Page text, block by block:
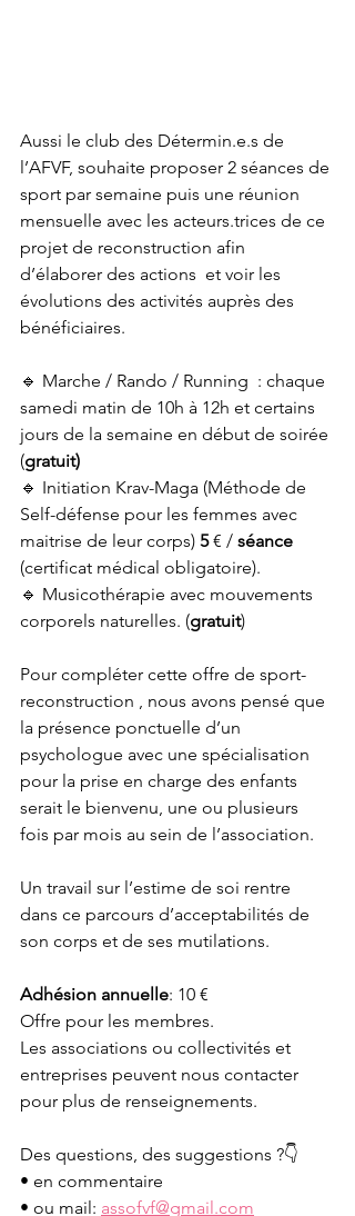
Aussi le club des Détermin.e.s de
l’AFVF, souhaite proposer 2 séances de
sport par semaine puis une réunion
mensuelle avec les acteurs.trices de ce
projet de reconstruction afin
d’élaborer des actions  et voir les
évolutions des activités auprès des
bénéficiaires.
🔹 Marche / Rando / Running  : chaque
samedi matin de 10h à 12h et certains
jours de la semaine en début de soirée
(gratuit)
🔹 Initiation Krav-Maga (Méthode de
Self-défense pour les femmes avec
maitrise de leur corps) 5 € / séance
(certificat médical obligatoire).
🔹 Musicothérapie avec mouvements
corporels naturelles. (gratuit)
Pour compléter cette offre de sport-
reconstruction , nous avons pensé que
la présence ponctuelle d’un
psychologue avec une spécialisation
pour la prise en charge des enfants
serait le bienvenu, une ou plusieurs
fois par mois au sein de l’association.
Un travail sur l’estime de soi rentre
dans ce parcours d’acceptabilités de
son corps et de ses mutilations.
Adhésion annuelle: 10 €
Offre pour les membres.
Les associations ou collectivités et
entreprises peuvent nous contacter
pour plus de renseignements.
Des questions, des suggestions ?👇
• en commentaire
• ou mail: assofvf@gmail.com